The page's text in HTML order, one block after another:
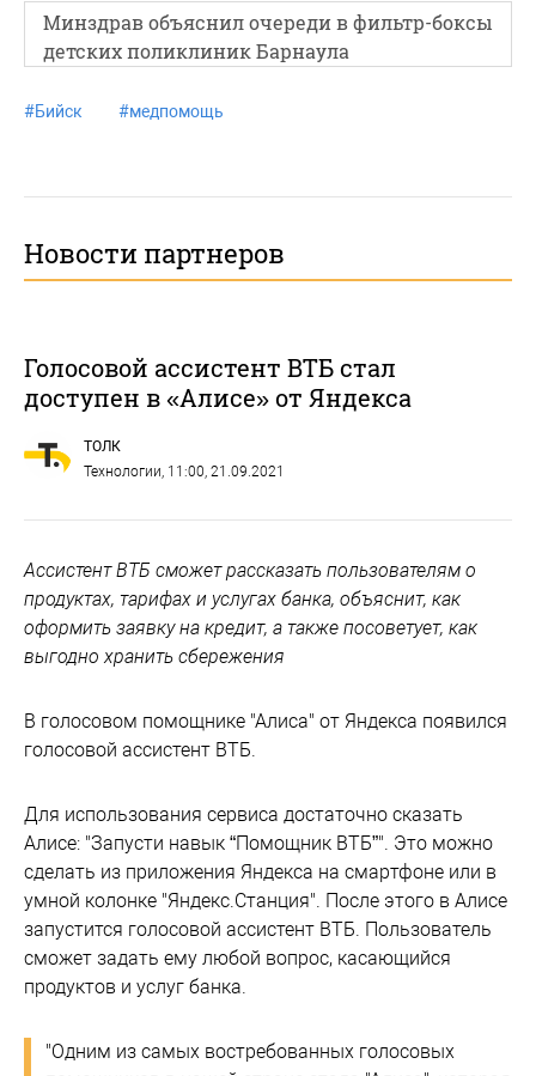
Минздрав объяснил очереди в фильтр-боксы
детских поликлиник Барнаула
#Бийск #медпомощь
Новости партнеров
Голосовой ассистент ВТБ стал
доступен в «Алисе» от Яндекса
ТОЛК
Технологии, 11:00, 21.09.2021
Ассистент ВТБ сможет рассказать пользователям о
продуктах, тарифах и услугах банка, объяснит, как
оформить заявку на кредит, а также посоветует, как
выгодно хранить сбережения
В голосовом помощнике "Алиса" от Яндекса появился
голосовой ассистент ВТБ.
Для использования сервиса достаточно сказать
Алисе: "Запусти навык “Помощник ВТБ”". Это можно
сделать из приложения Яндекса на смартфоне или в
умной колонке "Яндекс.Станция". После этого в Алисе
запустится голосовой ассистент ВТБ. Пользователь
сможет задать ему любой вопрос, касающийся
продуктов и услуг банка.
"Одним из самых востребованных голосовых